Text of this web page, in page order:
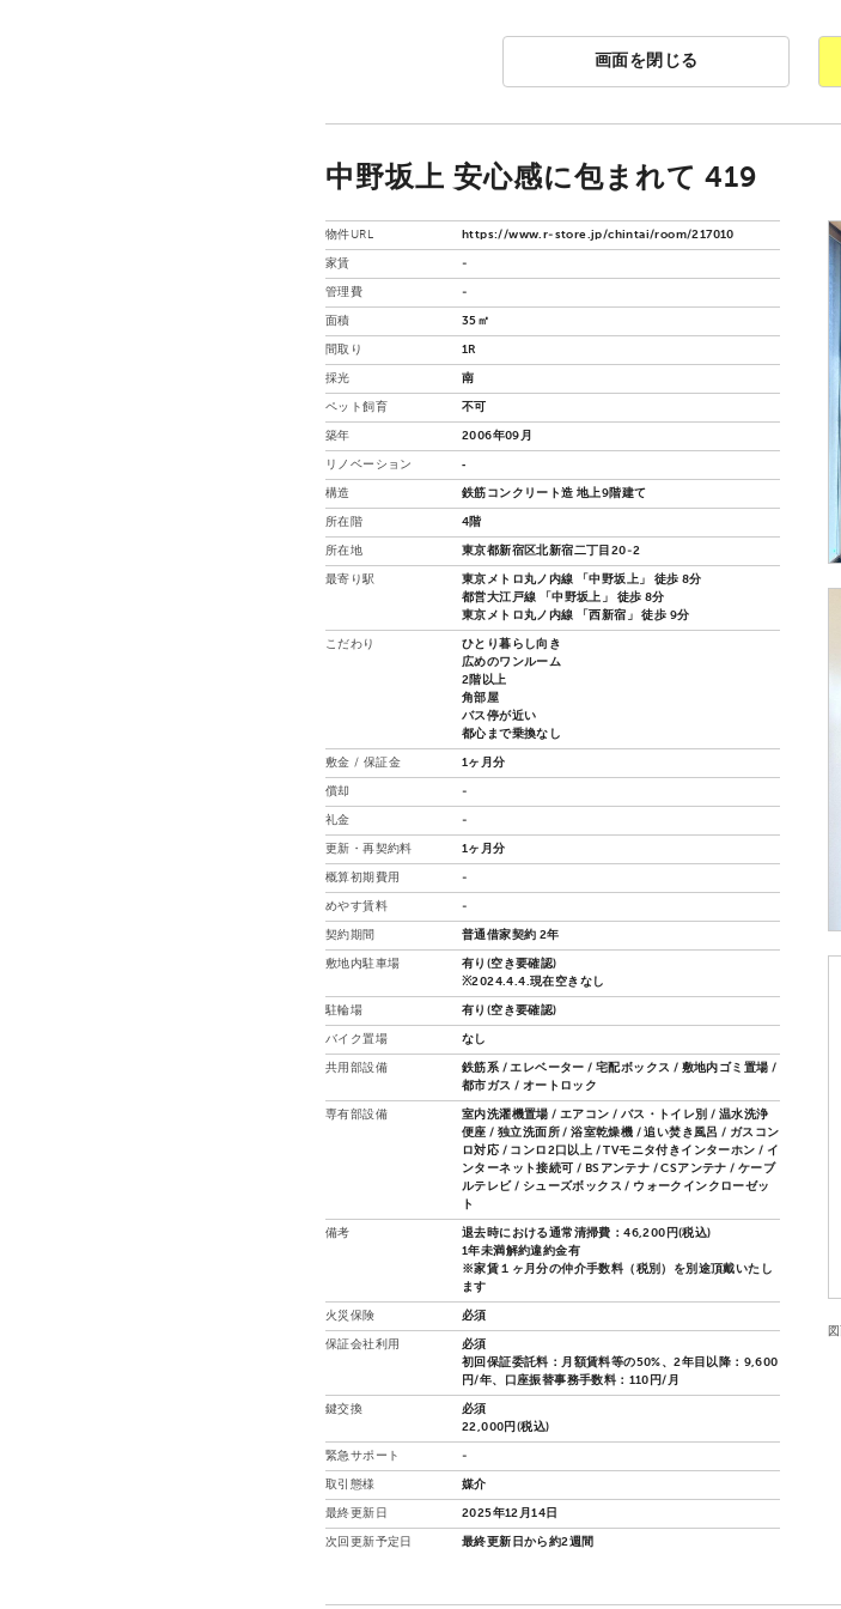
画面を閉じる
中野坂上 安心感に包まれて 419
物件URL https://www.r-store.jp/chintai/room/217010
家賃 -
管理費 -
面積 35㎡
間取り 1R
採光 南
ペット飼育 不可
築年 2006年09月
リノベーション ‐
構造 鉄筋コンクリート造 地上9階建て
所在階 4階
所在地 東京都新宿区北新宿二丁目20-2
最寄り駅
東京メトロ丸ノ内線 「中野坂上」 徒歩 8分
都営大江戸線 「中野坂上」 徒歩 8分
東京メトロ丸ノ内線 「西新宿」 徒歩 9分
こだわり
ひとり暮らし向き
広めのワンルーム
2階以上
角部屋
バス停が近い
都心まで乗換なし
敷金 / 保証金 1ヶ月分
償却 -
礼金 -
更新・再契約料 1ヶ月分
概算初期費用 -
めやす賃料 -
契約期間 普通借家契約 2年
敷地内駐車場
有り(空き要確認)
※2024.4.4.現在空きなし
駐輪場 有り(空き要確認)
バイク置場 なし
共用部設備
鉄筋系 / エレベーター / 宅配ボックス / 敷地内ゴミ置場 /
都市ガス / オートロック
専有部設備
室内洗濯機置場 / エアコン / バス・トイレ別 / 温水洗浄
便座 / 独立洗面所 / 浴室乾燥機 / 追い焚き風呂 / ガスコン
ロ対応 / コンロ2口以上 / TVモニタ付きインターホン / イ
ンターネット接続可 / BSアンテナ / CSアンテナ / ケーブ
ルテレビ / シューズボックス / ウォークインクローゼッ
ト
備考
退去時における通常清掃費：46,200円(税込)
1年未満解約違約金有
※家賃１ヶ月分の仲介手数料（税別）を別途頂戴いたし
ます
火災保険 必須
保証会社利用
必須
初回保証委託料：月額賃料等の50%、2年目以降：9,600
円/年、口座振替事務手数料：110円/月
鍵交換
必須
22,000円(税込)
緊急サポート -
取引態様 媒介
最終更新日 2025年12月14日
次回更新予定日 最終更新日から約2週間